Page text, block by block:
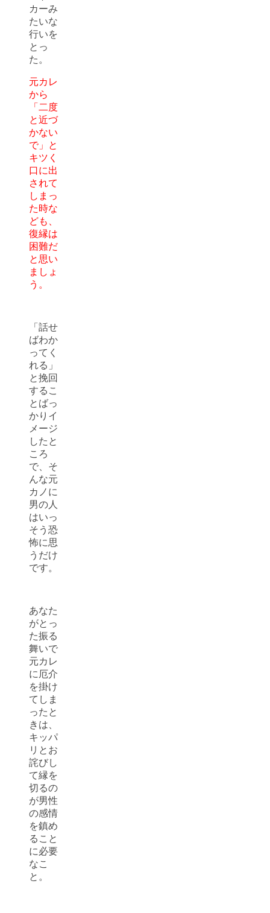
カーみ
たいな
行いを
とっ
た。
元カレ
から
「二度
と近づ
かない
で」と
キツく
口に出
されて
しまっ
た時な
ども、
復縁は
困難だ
と思い
ましょ
う。
「話せ
ばわか
ってく
れる」
と挽回
するこ
とばっ
かりイ
メージ
したと
ころ
で、そ
んな元
カノに
男の人
はいっ
そう恐
怖に思
うだけ
です。
あなた
がとっ
た振る
舞いで
元カレ
に厄介
を掛け
てしま
ったと
きは、
キッパ
リとお
詫びし
て縁を
切るの
が男性
の感情
を鎮め
ること
に必要
なこ
と。